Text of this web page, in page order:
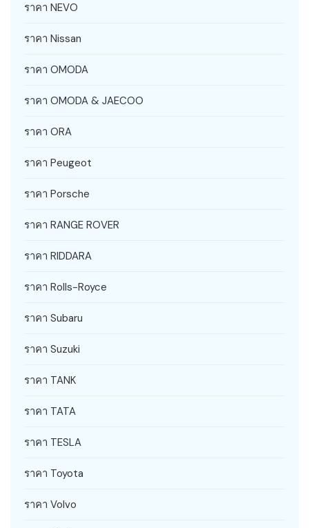
ราคา NEVO
ราคา Nissan
ราคา OMODA
ราคา OMODA & JAECOO
ราคา ORA
ราคา Peugeot
ราคา Porsche
ราคา RANGE ROVER
ราคา RIDDARA
ราคา Rolls-Royce
ราคา Subaru
ราคา Suzuki
ราคา TANK
ราคา TATA
ราคา TESLA
ราคา Toyota
ราคา Volvo